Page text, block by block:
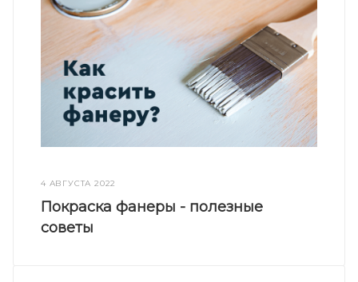
4 АВГУСТА 2022
Покраска фанеры - полезные
советы